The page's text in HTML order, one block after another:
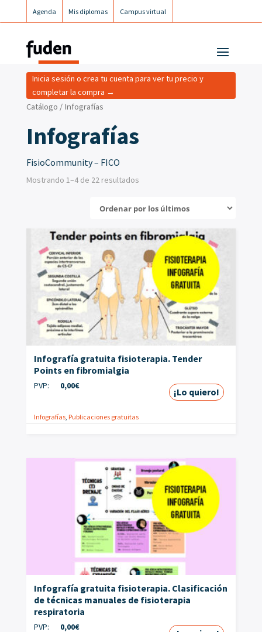
Agenda Mis diplomas Campus virtual
Catálogo / Infografías
Infografías
FisioCommunity – FICO
Inicia sesión o crea tu cuenta para ver tu precio y
completar la compra →
Mostrando 1–4 de 22 resultados
Infografía gratuita fisioterapia. Tender
Points en fibromialgia
PVP: 0,00€
¡Lo quiero!
Infografías, Publicaciones gratuitas
Infografía gratuita fisioterapia. Clasificación
de técnicas manuales de fisioterapia
respiratoria
PVP: 0,00€